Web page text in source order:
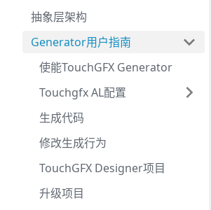
抽象层架构
Generator用户指南
使能TouchGFX Generator
Touchgfx AL配置
生成代码
修改生成行为
TouchGFX Designer项目
升级项目